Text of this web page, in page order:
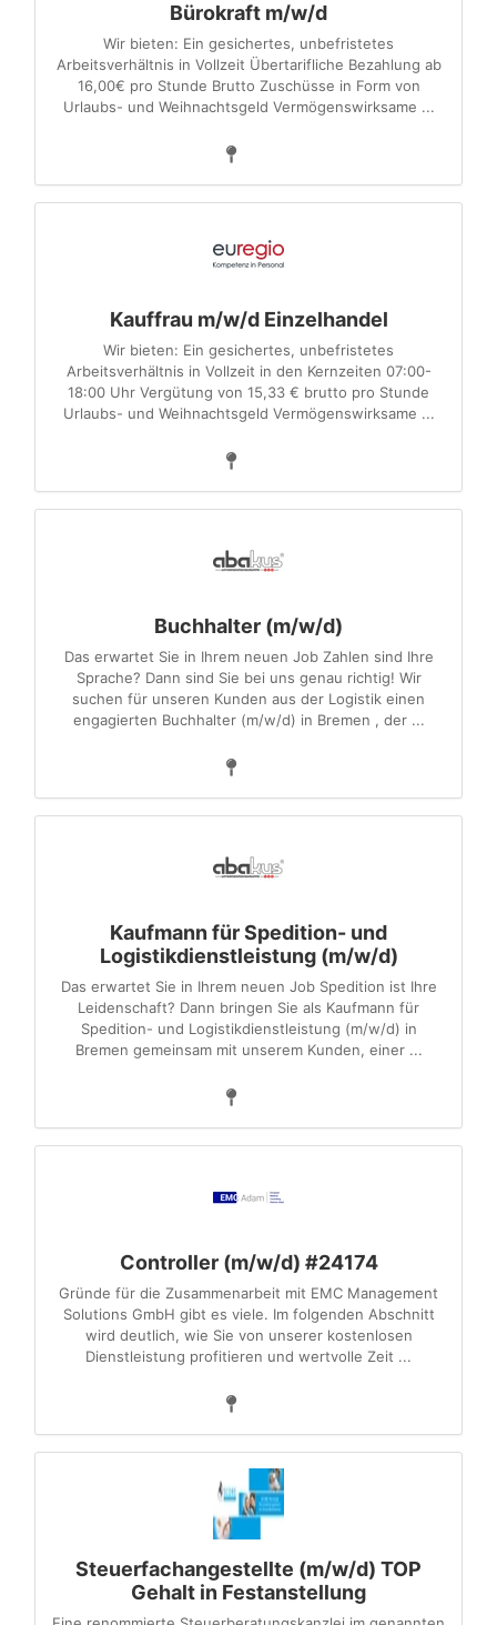
Bürokraft m/w/d
Wir bieten: Ein gesichertes, unbefristetes
Arbeitsverhältnis in Vollzeit Übertarifliche Bezahlung ab
16,00€ pro Stunde Brutto Zuschüsse in Form von
Urlaubs- und Weihnachtsgeld Vermögenswirksame ...
Kauffrau m/w/d Einzelhandel
Wir bieten: Ein gesichertes, unbefristetes
Arbeitsverhältnis in Vollzeit in den Kernzeiten 07:00-
18:00 Uhr Vergütung von 15,33 € brutto pro Stunde
Urlaubs- und Weihnachtsgeld Vermögenswirksame ...
Buchhalter (m/w/d)
Das erwartet Sie in Ihrem neuen Job Zahlen sind Ihre
Sprache? Dann sind Sie bei uns genau richtig! Wir
suchen für unseren Kunden aus der Logistik einen
engagierten Buchhalter (m/w/d) in Bremen , der ...
Kaufmann für Spedition- und
Logistikdienstleistung (m/w/d)
Das erwartet Sie in Ihrem neuen Job Spedition ist Ihre
Leidenschaft? Dann bringen Sie als Kaufmann für
Spedition- und Logistikdienstleistung (m/w/d) in
Bremen gemeinsam mit unserem Kunden, einer ...
Controller (m/w/d) #24174
Gründe für die Zusammenarbeit mit EMC Management
Solutions GmbH gibt es viele. Im folgenden Abschnitt
wird deutlich, wie Sie von unserer kostenlosen
Dienstleistung profitieren und wertvolle Zeit ...
Steuerfachangestellte (m/w/d) TOP
Gehalt in Festanstellung